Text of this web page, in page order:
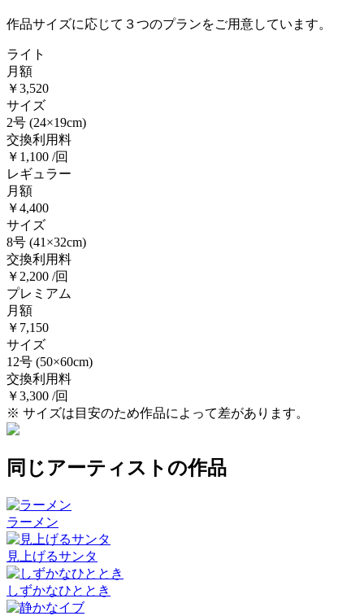
作品サイズに応じて３つのプランをご用意しています。
ライト
月額
￥3,520
サイズ
2号 (24×19cm)
交換利用料
￥1,100 /回
レギュラー
月額
￥4,400
サイズ
8号 (41×32cm)
交換利用料
￥2,200 /回
プレミアム
月額
￥7,150
サイズ
12号 (50×60cm)
交換利用料
￥3,300 /回
※ サイズは目安のため作品によって差があります。
同じアーティストの作品
ラーメン
見上げるサンタ
しずかなひととき